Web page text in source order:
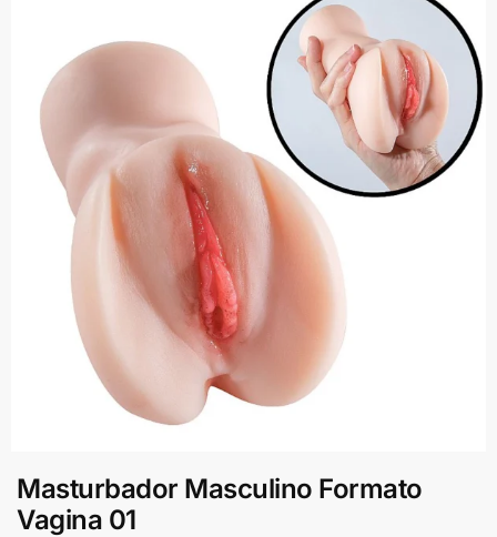
Masturbador Masculino Formato
Vagina 01